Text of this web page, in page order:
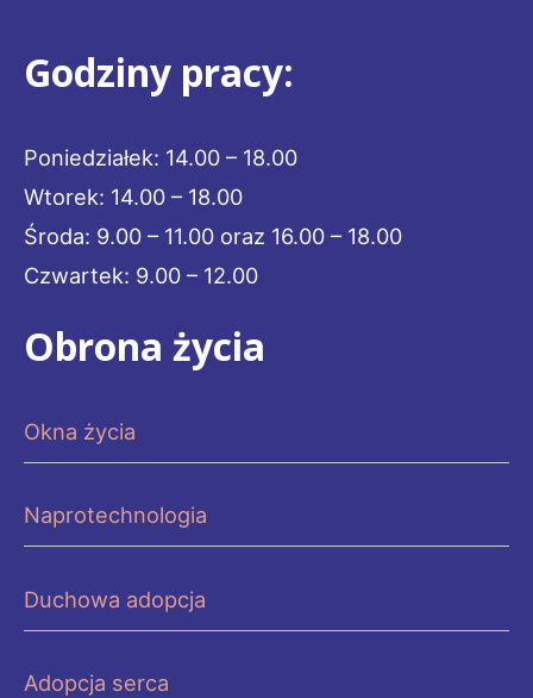
Godziny pracy:
Poniedziałek: 14.00 – 18.00
Wtorek: 14.00 – 18.00
Środa: 9.00 – 11.00 oraz 16.00 – 18.00
Czwartek: 9.00 – 12.00
Obrona życia
Okna życia
Naprotechnologia
Duchowa adopcja
Adopcja serca